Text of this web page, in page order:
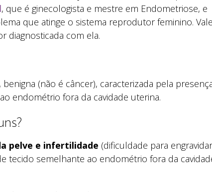
, que é ginecologista e mestre em Endometriose, e
que atinge o sistema reprodutor feminino. Vale
diagnosticada com ela.
(não é câncer), caracterizada pela
endométrio fora da cavidade uterina.
pelve e infertilidade (dificuldade para
tecido semelhante ao endométrio fora da